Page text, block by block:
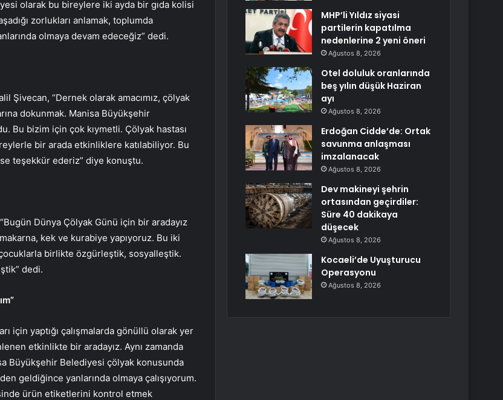
olarak bu bireylere iki ayda bir gıda kolisi
zorlukları anlamak, toplumda
olmaya devam edeceğiz” dedi.
Şivecan, “Dernek olarak amacımız, çölyak
dokunmak. Manisa Büyükşehir
Bu bizim için çok kıymetli. Çölyak hastası
bir arada etkinliklere katılabiliyor. Bu
teşekkür ederiz” diye konuştu.
Dünya Çölyak Günü için bir aradayız
kek ve kurabiye yapıyoruz. Bu iki
birlikte özgürleştik, sosyalleştik.
dedi.
için yaptığı çalışmalarda gönüllü olarak yer
etkinlikte bir aradayız. Aynı zamanda
Büyükşehir Belediyesi çölyak konusunda
geldiğince yanlarında olmaya çalışıyorum.
ürün etiketlerini kontrol etmek
MHP’li Yıldız siyasi
partilerin kapatılma
nedenlerine 2 yeni öneri
Ağustos 8, 2026
Otel doluluk oranlarında
beş yılın düşük Haziran
ayı
Ağustos 8, 2026
Erdoğan Cidde’de: Ortak
savunma anlaşması
imzalanacak
Ağustos 8, 2026
Dev makineyi şehrin
ortasından geçirdiler:
Süre 40 dakikaya
düşecek
Ağustos 8, 2026
Kocaeli’de Uyuşturucu
Operasyonu
Ağustos 8, 2026